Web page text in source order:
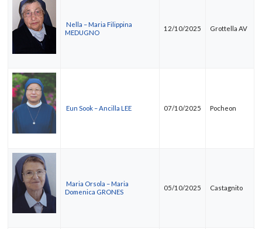
Nella – Maria Filippina
MEDUGNO
12/10/2025 Grottella AV
Eun Sook – Ancilla LEE 07/10/2025 Pocheon
Maria Orsola – Maria
Domenica GRONES
05/10/2025 Castagnito